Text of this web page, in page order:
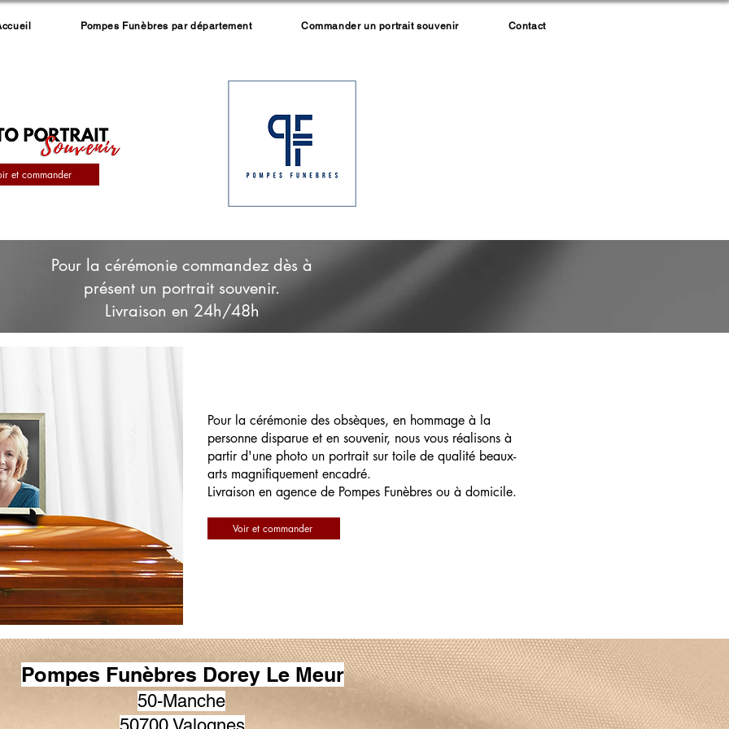
Pompes Funèbres par département Commander un portrait souvenir Contact
et commander
Pour la cérémonie commandez dès à
présent un portrait souvenir.
Livraison en 24h/48h
Pour la cérémonie des obsèques, en hommage à la
personne disparue et en souvenir, nous vous réalisons à
partir d'une photo un portrait sur toile de qualité beaux-
arts magnifiquement encadré.
Livraison en agence de Pompes Funèbres ou à domicile.
Voir et commander
Pompes Funèbres Dorey Le Meur
50-Manche